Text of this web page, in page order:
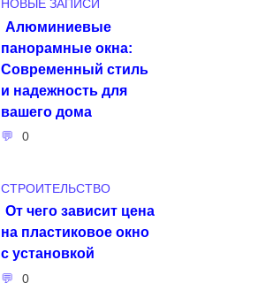
НОВЫЕ ЗАПИСИ
Алюминиевые
панорамные окна:
Современный стиль
и надежность для
вашего дома
0
СТРОИТЕЛЬСТВО
От чего зависит цена
на пластиковое окно
с установкой
0